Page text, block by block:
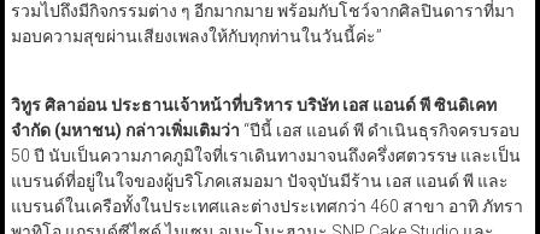
รวมไปถึงมีกิจกรรมต่าง ๆ อีกมากมาย พร้อมกับโชว์จากศิลปินดาราที่มา
มอบความสุขผ่านเสียงเพลงให้กับทุกท่านในวันนี้ค่ะ”
วิทูร ศิลาอ่อน ประธานเจ้าหน้าที่บริหาร บริษัท เอส แอนด์ พี ซินดิเคท
จำกัด (มหาชน) กล่าวเพิ่มเติมว่า “ปีนี้ เอส แอนด์ พี ดำเนินธุรกิจครบรอบ
50 ปี นับเป็นความภาคภูมิใจที่เราเดินทางมาจนถึงครึ่งศตวรรษ และเป็น
แบรนด์ที่อยู่ในใจของผู้บริโภคเสมอมา ปัจจุบันมีร้าน เอส แอนด์ พี และ
แบรนด์ในเครือทั้งในประเทศและต่างประเทศกว่า 460 สาขา อาทิ ภัทรา